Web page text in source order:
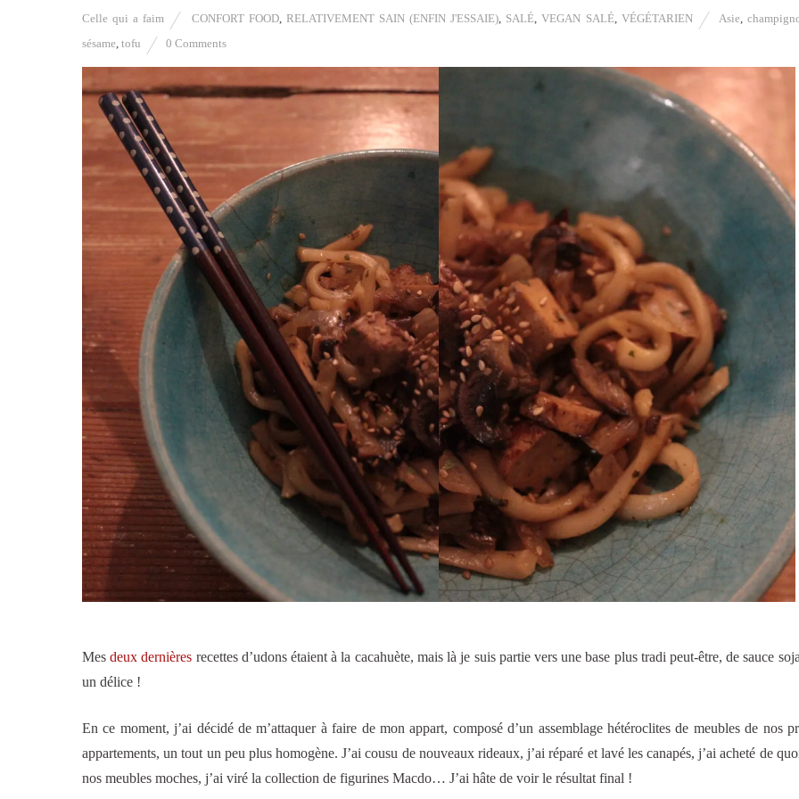
Celle qui a faim CONFORT FOOD, RELATIVEMENT SAIN (ENFIN J'ESSAIE), SALÉ,VEGAN SALÉ, VÉGÉTARIEN Asie,
sésame, tofu 0 Comments
Mesdeux dernières recettes d’udons étaient à la cacahuète, mais là je suis partie vers une base plus tradi peut-être, de sauce
un délice !
En ce moment, j’ai décidé de m’attaquer à faire de mon appart, composé d’un assemblage hétéroclites de meubles de nos
appartements, un tout un peu plus homogène. J’ai cousu de nouveaux rideaux, j’ai réparé et lavé les canapés, j’ai acheté de
nos meubles moches, j’ai viré la collection de figurines Macdo… J’ai hâte de voir le résultat final !